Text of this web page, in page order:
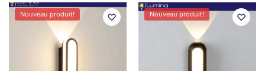
Nouveau produit! Nouveau produit!